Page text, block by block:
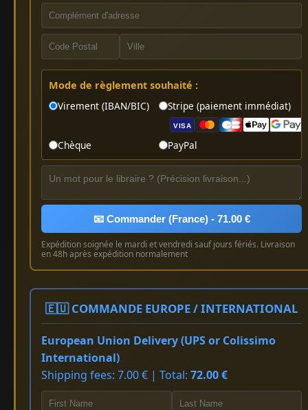
Mode de règlement souhaité :
Virement (IBAN/BIC)
Stripe (paiement immédiat)
VISA
Chèque PayPal
📧 Commander (France) - 71.00 €
Expédition soignée le mardi et vendredi sauf jours fériés. Livraison
en 48h après expédition normalement
🇪🇺 COMMANDE EUROPE / INTERNATIONAL
European Union Delivery (UPS or Colissimo
International)
Shipping fees: 7.00 € | Total: 72.00 €